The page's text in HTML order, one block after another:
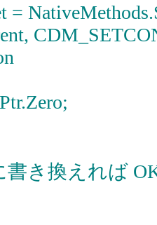
=
書き換えれば